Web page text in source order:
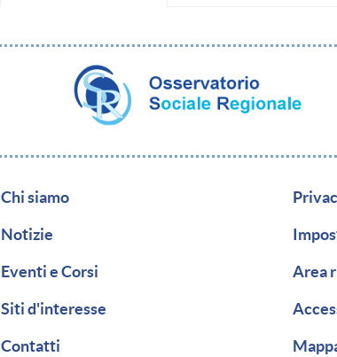
Navigazione secondaria
Chi siamo
Notizie
Eventi e Corsi
Siti d'interesse
Contatti
Piè
Area